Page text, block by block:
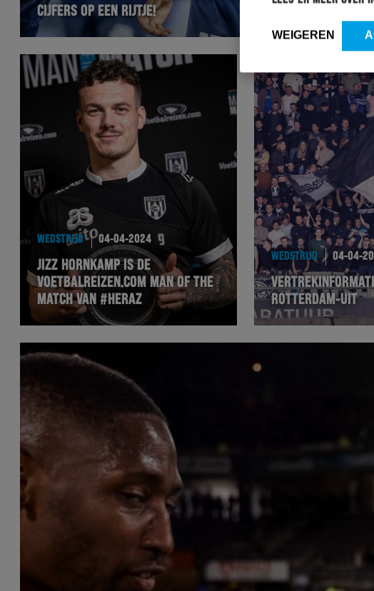
WEIGEREN
CIJFERS OP EEN RIJTJE!
WEDSTRIJD 04-04-2024
JIZZ HORNKAMP IS DE
VOETBALREIZEN.COM MAN OF THE
MATCH VAN #HERAZ
WEDSTRIJD 04-04-
ROTTERDAM-UIT